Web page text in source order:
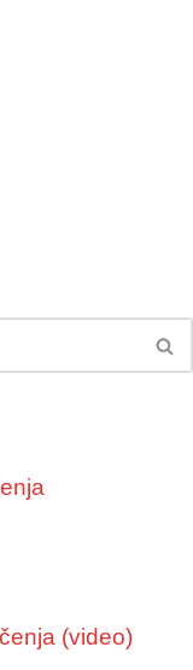
(video)